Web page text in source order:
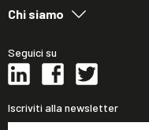
Chi siamo
Seguici su
Iscriviti alla newsletter